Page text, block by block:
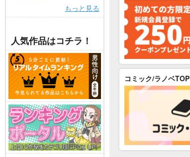
もっと見る
人気作品はコチラ！
コミック/ラノベTOP